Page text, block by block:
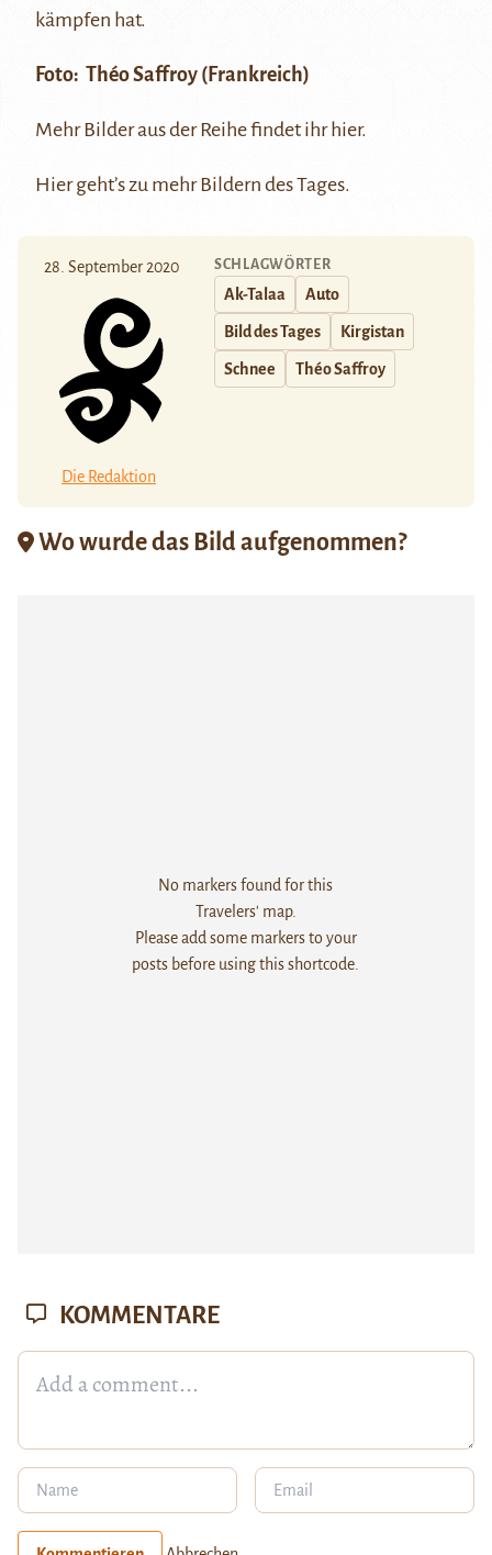
kämpfen hat.
Foto: Théo Saffroy (Frankreich)
Mehr Bilder aus der Reihe findet ihr hier.
Hiergeht’s zu mehr Bildern des Tages.
28. September 2020
Die Redaktion
SCHLAGWÖRTER
Ak-Talaa Auto
Bild des Tages Kirgistan
Schnee Théo Saffroy
Wo wurde das Bild aufgenommen?
No markers found for this
Travelers' map.
Please add some markers to your
posts before using this shortcode.
KOMMENTARE